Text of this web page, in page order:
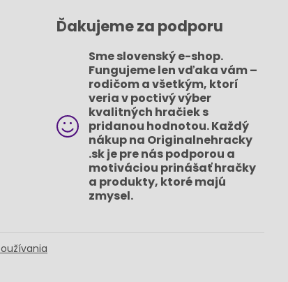
Ďakujeme za podporu
Sme slovenský e-shop​.
Fungujeme len vďaka vám –
rodičom a všetkým, ktorí
veria v poctivý výber
kvalitných hračiek s
pridanou hodnotou​. Každý
nákup na Originalnehracky​
.sk je pre nás podporou a
motiváciou prinášať hračky
a produkty, ktoré majú
zmysel​.